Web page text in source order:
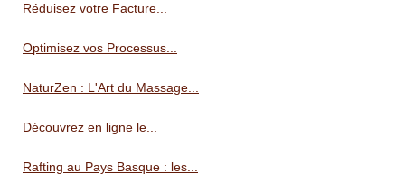
Réduisez votre Facture...
Optimisez vos Processus...
NaturZen : L'Art du Massage...
Découvrez en ligne le...
Rafting au Pays Basque : les...